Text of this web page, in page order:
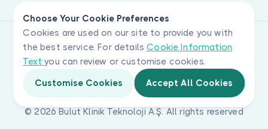
Choose Your Cookie Preferences
Cookies are used on our site to provide you with
the best service. For detailsCookie Information
Textyou can review or customise cookies.
Customise Cookies
Accept All Cookies
© 2026 Bulut Klinik Teknoloji A.Ş. All rights reserved